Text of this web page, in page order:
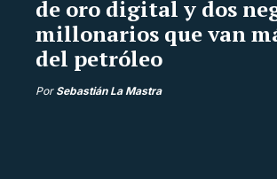
de oro digital y dos
millonarios que van
del petróleo
Por Sebastián La Mastra